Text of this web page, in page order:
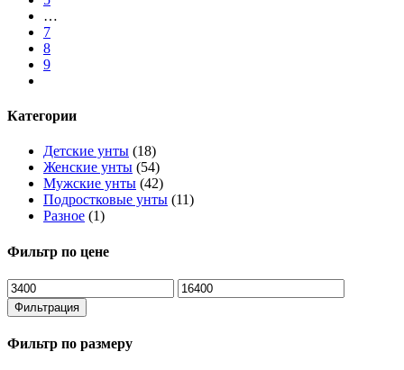
…
7
8
9
Категории
Детские унты (18)
Женские унты (54)
Мужские унты (42)
Подростковые унты (11)
Разное (1)
Фильтр по цене
Фильтрация
Фильтр по размеру